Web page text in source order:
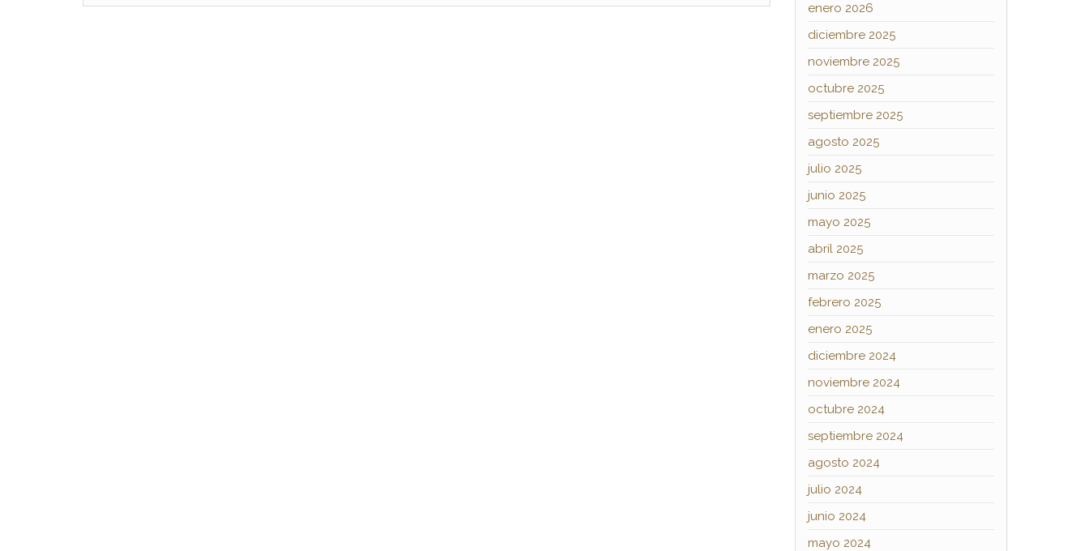
enero 2026
diciembre 2025
noviembre 2025
octubre 2025
septiembre 2025
agosto 2025
julio 2025
junio 2025
mayo 2025
abril 2025
marzo 2025
febrero 2025
enero 2025
diciembre 2024
noviembre 2024
octubre 2024
septiembre 2024
agosto 2024
julio 2024
junio 2024
mayo 2024